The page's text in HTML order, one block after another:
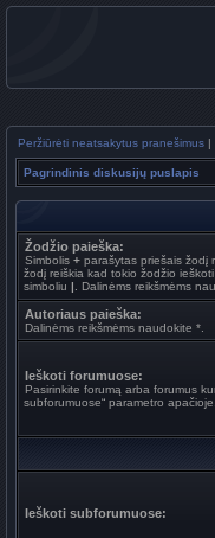
Peržiūrėti neatsakytus pranešimus |
Pagrindinis diskusijų puslapis
Žodžio paieška:
Simbolis + parašytas priešais žodį
žodį reiškia kad tokio žodžio
simboliu | . Dalinėms reikšmėms
Autoriaus paieška:
Dalinėms reikšmėms naudokite *.
Ieškoti forumuose:
Pasirinkite forumą arba forumus
subforumuose“ parametro
Ieškoti subforumuose: